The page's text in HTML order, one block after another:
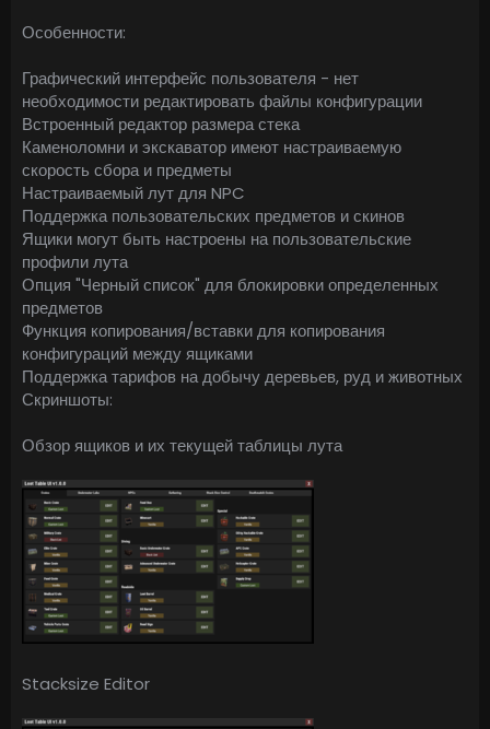
Особенности:
Графический интерфейс пользователя - нет
необходимости редактировать файлы конфигурации
Встроенный редактор размера стека
Каменоломни и экскаватор имеют настраиваемую
скорость сбора и предметы
Настраиваемый лут для NPC
Поддержка пользовательских предметов и скинов
Ящики могут быть настроены на пользовательские
профили лута
Опция "Черный список" для блокировки определенных
предметов
Функция копирования/вставки для копирования
конфигураций между ящиками
Поддержка тарифов на добычу деревьев, руд и животных
Скриншоты:
Обзор ящиков и их текущей таблицы лута
Stacksize Editor